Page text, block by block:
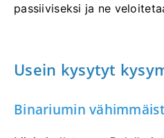
passiiviseksi ja ne
Usein kysytyt
Binariumin